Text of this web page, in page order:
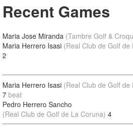
Recent Games
Maria Jose Miranda (Tambre Golf &
Maria Herrero Isasi (Real Club de Golf de
2
Maria Herrero Isasi (Real Club de Golf de
7 beat
Pedro Herrero Sancho
(Real Club de Golf de La Coruna) 4